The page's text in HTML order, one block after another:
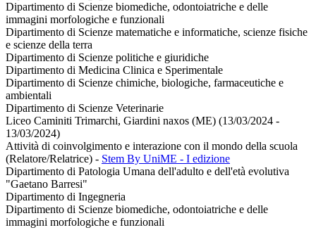
Dipartimento di Scienze biomediche, odontoiatriche e delle
immagini morfologiche e funzionali
Dipartimento di Scienze matematiche e informatiche, scienze fisiche
e scienze della terra
Dipartimento di Scienze politiche e giuridiche
Dipartimento di Medicina Clinica e Sperimentale
Dipartimento di Scienze chimiche, biologiche, farmaceutiche e
ambientali
Dipartimento di Scienze Veterinarie
Liceo Caminiti Trimarchi, Giardini naxos (ME) (13/03/2024 -
13/03/2024)
Attività di coinvolgimento e interazione con il mondo della scuola
(Relatore/Relatrice) - Stem By UniME - I edizione
Dipartimento di Patologia Umana dell'adulto e dell'età evolutiva
"Gaetano Barresi"
Dipartimento di Ingegneria
Dipartimento di Scienze biomediche, odontoiatriche e delle
immagini morfologiche e funzionali